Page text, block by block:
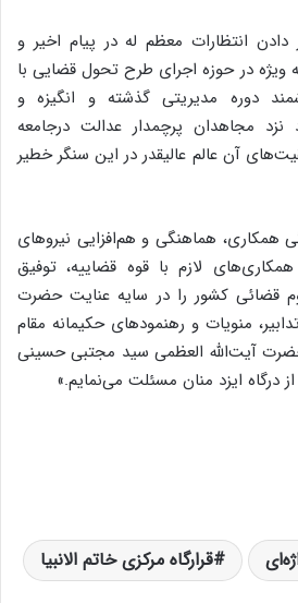
انتظارات معظم له در پیام اخیر و
ویژه در حوزه اجرای طرح تحول قضایی با
دوره مدیریتی گذشته و انگیزه و
نزد مجاهدان پرچمدار عدالت درجامعه
آن عالم عالیقدر در این سنگر خطیر
همکاری، هماهنگی و هم‌افزایی نیروهای
لازم با قوه قضاییه، توفیق
قضائی کشور را در سایه عنایت حضرت
منویات و رهنمودهای حکیمانه مقام
آیت‌الله العظمی سید مجتبی حسینی
درگاه ایزد منان مسئلت می‌نمایم.»
قرارگاه مرکزی خاتم الانبیا